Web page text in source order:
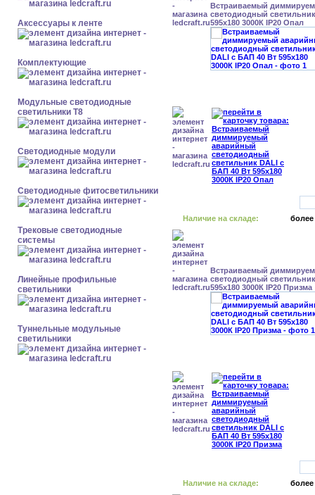
Аксессуары к ленте
Комплектующие
Модульные светодиодные
светильники Т8
Светодиодные модули
Светодиодные фитосветильники
Трековые светодиодные
системы
Линейные профильные
светильники
Туннельные модульные
светильники
Встраиваемый
светодиодный
595x180 3000К IP20 Опал
Наличие на складе: более
Встраиваемый
светодиодный
595x180 3000К IP20 Призма
Наличие на складе: более